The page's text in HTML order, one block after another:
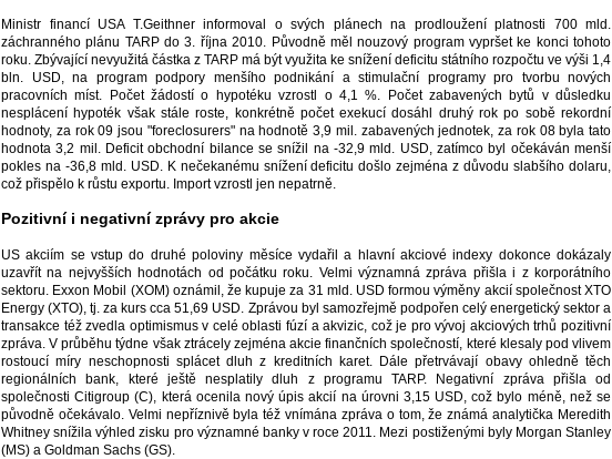
Ministr financí USA T.Geithner informoval o svých plánech na prodloužení platnosti 700 mld.
záchranného plánu TARP do 3. října 2010. Původně měl nouzový program vypršet ke konci tohoto
roku. Zbývající nevyužitá částka z TARP má být využita ke snížení deficitu státního rozpočtu ve výši 1,4
bln. USD, na program podpory menšího podnikání a stimulační programy pro tvorbu nových
pracovních míst. Počet žádostí o hypotéku vzrostl o 4,1 %. Počet zabavených bytů v důsledku
nesplácení hypoték však stále roste, konkrétně počet exekucí dosáhl druhý rok po sobě rekordní
hodnoty, za rok 09 jsou "foreclosurers" na hodnotě 3,9 mil. zabavených jednotek, za rok 08 byla tato
hodnota 3,2 mil. Deficit obchodní bilance se snížil na -32,9 mld. USD, zatímco byl očekáván menší
pokles na -36,8 mld. USD. K nečekanému snížení deficitu došlo zejména z důvodu slabšího dolaru,
což přispělo k růstu exportu. Import vzrostl jen nepatrně.
Pozitivní i negativní zprávy pro akcie
US akciím se vstup do druhé poloviny měsíce vydařil a hlavní akciové indexy dokonce dokázaly
uzavřít na nejvyšších hodnotách od počátku roku. Velmi významná zpráva přišla i z korporátního
sektoru. Exxon Mobil (XOM) oznámil, že kupuje za 31 mld. USD formou výměny akcií společnost XTO
Energy (XTO), tj. za kurs cca 51,69 USD. Zprávou byl samozřejmě podpořen celý energetický sektor a
transakce též zvedla optimismus v celé oblasti fúzí a akvizic, což je pro vývoj akciových trhů pozitivní
zpráva. V průběhu týdne však ztrácely zejména akcie finančních společností, které klesaly pod vlivem
rostoucí míry neschopnosti splácet dluh z kreditních karet. Dále přetrvávají obavy ohledně těch
regionálních bank, které ještě nesplatily dluh z programu TARP. Negativní zpráva přišla od
společnosti Citigroup (C), která ocenila nový úpis akcií na úrovni 3,15 USD, což bylo méně, než se
původně očekávalo. Velmi nepříznivě byla též vnímána zpráva o tom, že známá analytička Meredith
Whitney snížila výhled zisku pro významné banky v roce 2011. Mezi postiženými byly Morgan Stanley
(MS) a Goldman Sachs (GS).